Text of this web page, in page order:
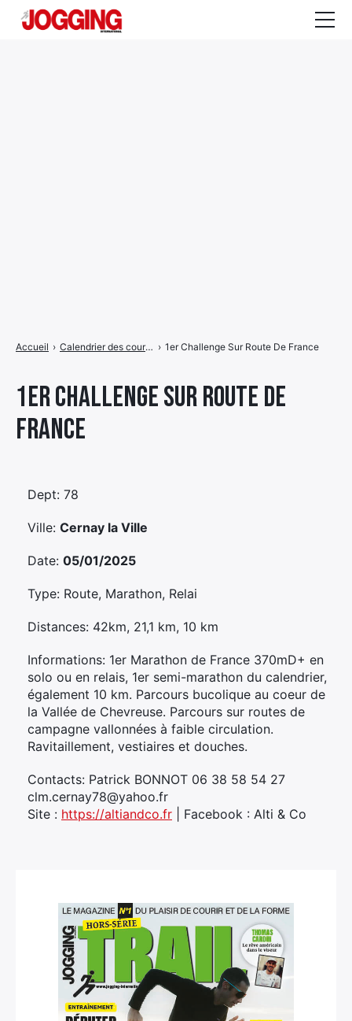
1er Challenge Sur Route De
France
Accueil › Calendrier des courses › 1er Challenge Sur Route De France
Dept: 78
Ville: Cernay la Ville
Date: 05/01/2025
Type: Route, Marathon, Relai
Distances: 42km, 21,1 km, 10 km
Informations: 1er Marathon de France 370mD+ en
solo ou en relais, 1er semi-marathon du calendrier,
également 10 km. Parcours bucolique au coeur de
la Vallée de Chevreuse. Parcours sur routes de
campagne vallonnées à faible circulation.
Ravitaillement, vestiaires et douches.
Contacts: Patrick BONNOT 06 38 58 54 27
clm.cernay78@yahoo.fr
Site : https://altiandco.fr | Facebook : Alti & Co
de
ÉlémentÉlément